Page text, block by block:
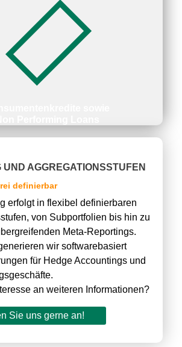
UND AGGREGATIONSSTUFEN
definierbar
erfolgt in flexibel definierbaren
von Subportfolien bis hin zu
Meta-Reportings.
wir softwarebasiert
für Hedge Accountings und
an weiteren Informationen?
Sie uns gerne an!